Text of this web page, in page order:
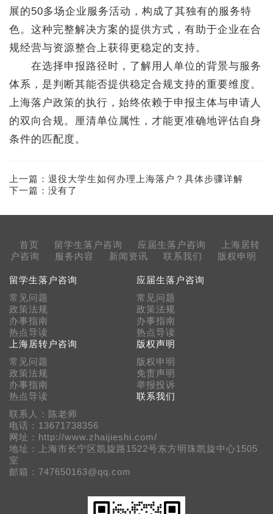
展的50多场企业服务活动，构成了其独有的服务特
色。这种完整解决方案的提供方式，有助于企业在合
规经营与资源整合上获得更稳定的支持。
在选择申报路径时，了解用人单位的背景与服务
体系，是判断其能否提供稳定合规支持的重要维度。
上海落户政策的执行，始终依赖于申报主体与申请人
的双向合规。厘清单位属性，才能更准确地评估自身
条件的匹配度。
上一篇： 退役大学生如何办理上海落户？具体步骤详解
下一篇：没有了
首页 留学生落户咨询 应届生落户咨询
上海居转
户咨询
服务内容 新闻资讯 联系我们 版权申明
留学生落户咨询
常见问题
政策法规
办事指南
热点导读
应届生落户咨询
常见问题
政策法规
办事指南
热点导读
上海居转户咨询
常见问题
政策法规
办事指南
热点导读
版权声明
版权申明
免责声明
举报投诉
联系我们
联系人：陈老师
电话：13671738356
网址：http://www.zhaijieshi.com/
地址：上海市长宁区凯旋路1522号东方明珠凯旋中心1505
室
邮箱：747650163@qq.com